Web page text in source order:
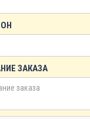
ЗАКАЗА